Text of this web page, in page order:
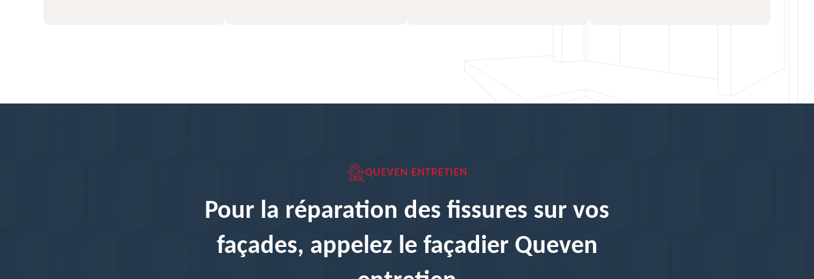
QUEVEN ENTRETIEN
Pour la réparation des fissures sur vos
façades, appelez le façadier Queven